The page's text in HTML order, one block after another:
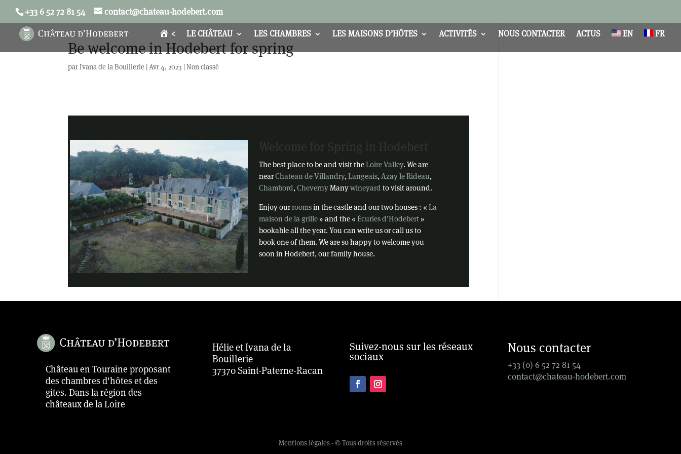
+33 6 52 72 81 54 contact@chateau-hodebert.com
< LE CHÂTEAU LES CHAMBRES LES MAISONS D’HÔTES ACTIVITÉS NOUS CONTACTER ACTUS EN FR
Be welcome in Hodebert for spring
parIvana de la Bouillerie |Avr 4, 2023 |Non classé
Welcome for Spring in Hodebert
The best place to be and visit theLoire Valley. We are
nearChateau de Villandry,Langeais, Azay le Rideau,
Chambord,ChevernyManywineyard to visit around.
Enjoy ourroomsin the castle and our two houses : «La
maison de la grille» and the «Écuries d’Hodebert»
bookable all the year. You can write us or call us to
book one of them. We are so happy to welcome you
soon in Hodebert, our family house.
Château en Touraine proposant
des chambres d'hôtes et des
gites. Dans la région des
châteaux de la Loire
Hélie et Ivana de la
Bouillerie
37370 Saint-Paterne-Racan
Suivez-nous sur les réseaux
sociaux
Nous contacter
+33 (0) 6 52 72 81 54
contact@chateau-hodebert.com
Mentions légales - © Tous droits réservés